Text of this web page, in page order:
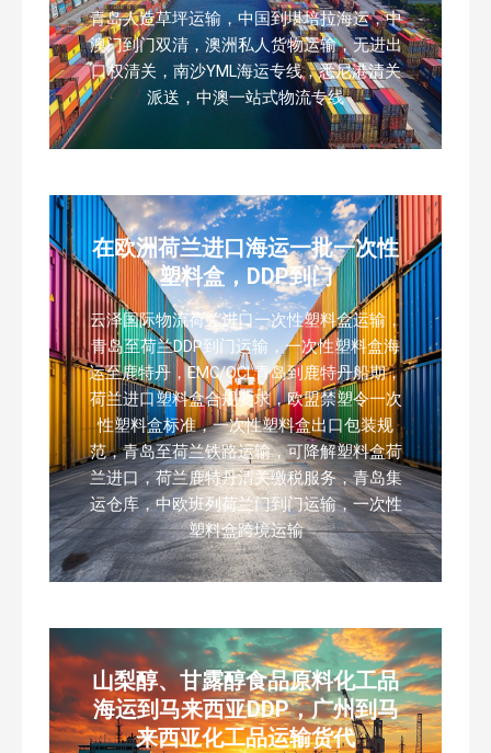
青岛人造草坪运输，中国到堪培拉海运，中
澳门到门双清，澳洲私人货物运输，无进出
口权清关，南沙YML海运专线，悉尼港清关
派送，中澳一站式物流专线
在欧洲荷兰进口海运一批一次性
塑料盒，DDP到门
云泽国际物流荷兰进口一次性塑料盒运输，
青岛至荷兰DDP到门运输，一次性塑料盒海
运至鹿特丹，EMC/OCL青岛到鹿特丹船期，
荷兰进口塑料盒合规要求，欧盟禁塑令一次
性塑料盒标准，一次性塑料盒出口包装规
范，青岛至荷兰铁路运输，可降解塑料盒荷
兰进口，荷兰鹿特丹清关缴税服务，青岛集
运仓库，中欧班列荷兰门到门运输，一次性
塑料盒跨境运输
山梨醇、甘露醇食品原料化工品
海运到马来西亚DDP，广州到马
来西亚化工品运输货代